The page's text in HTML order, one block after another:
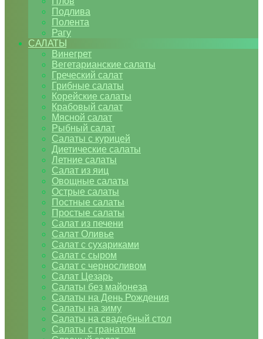
Подлива
Полента
Рагу
САЛАТЫ
Винегрет
Вегетарианские салаты
Греческий салат
Грибные салаты
Корейские салаты
Крабовый салат
Мясной салат
Рыбный салат
Салаты с курицей
Диетические салаты
Летние салаты
Салат из яиц
Овощные салаты
Острые салаты
Постные салаты
Простые салаты
Салат из печени
Салат Оливье
Салат с сухариками
Салат с сыром
Салат с черносливом
Салат Цезарь
Салаты без майонеза
Салаты на День Рождения
Салаты на зиму
Салаты на свадебный стол
Салаты с гранатом